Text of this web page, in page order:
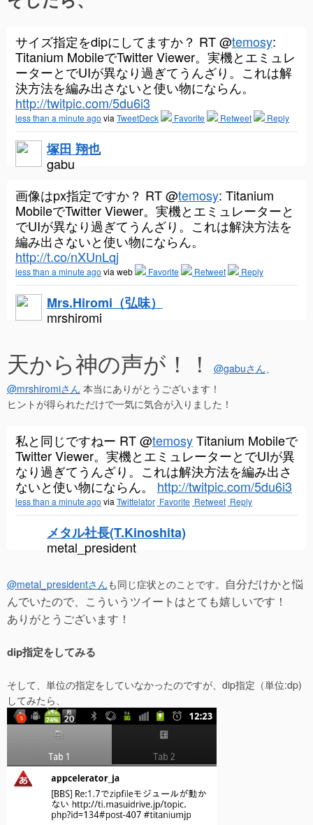
サイズ指定をdipにしてますか？ RT @temosy:
Titanium MobileでTwitter Viewer。実機とエミュレ
ーターとでUIが異なり過ぎてうんざり。これは解
決方法を編み出さないと使い物にならん。
http://twitpic.com/5du6i3
less than a minute ago via TweetDeck Favorite Retweet Reply
塚田 翔也
gabu
画像はpx指定ですか？ RT @temosy: Titanium
MobileでTwitter Viewer。実機とエミュレーターと
でUIが異なり過ぎてうんざり。これは解決方法を
編み出さないと使い物にならん。
http://t.co/nXUnLqj
less than a minute ago via web Favorite Retweet Reply
Mrs.Hiromi（弘味）
mrshiromi
天から神の声が！！ @gabuさん、
@mrshiromiさん 本当にありがとうございます！
ヒントが得られただけで一気に気合が入りました！
私と同じですねー RT @temosyTitanium Mobileで
Twitter Viewer。実機とエミュレーターとでUIが異
なり過ぎてうんざり。これは解決方法を編み出さ
ないと使い物にならん。 http://twitpic.com/5du6i3
less than a minute ago via Twittelator Favorite Retweet Reply
メタル社長(T.Kinoshita)
metal_president
@metal_presidentさんも同じ症状とのことです。 自分だけかと悩
んでいたので、こういうツイートはとても嬉しいです！
ありがとうございます！
dip指定をしてみる
そして、単位の指定をしていなかったのですが、dip指定（単位:dp)
してみたら、